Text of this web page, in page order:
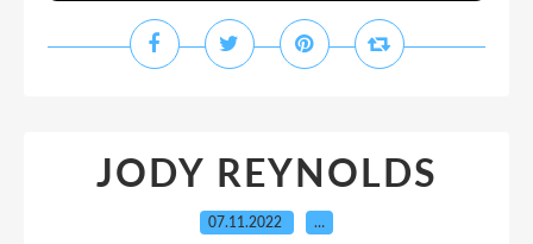
JODY REYNOLDS
07.11.2022 …